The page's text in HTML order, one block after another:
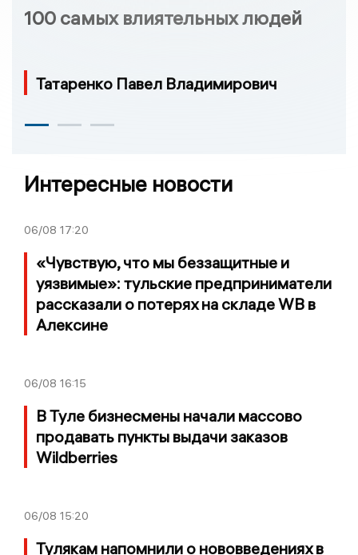
100 самых влиятельных людей
Татаренко Павел Владимирович
Интересные новости
06/08 17:20
«Чувствую, что мы беззащитные и
уязвимые»: тульские предприниматели
рассказали о потерях на складе WB в
Алексине
06/08 16:15
В Туле бизнесмены начали массово
продавать пункты выдачи заказов
Wildberries
06/08 15:20
Тулякам напомнили о нововведениях в